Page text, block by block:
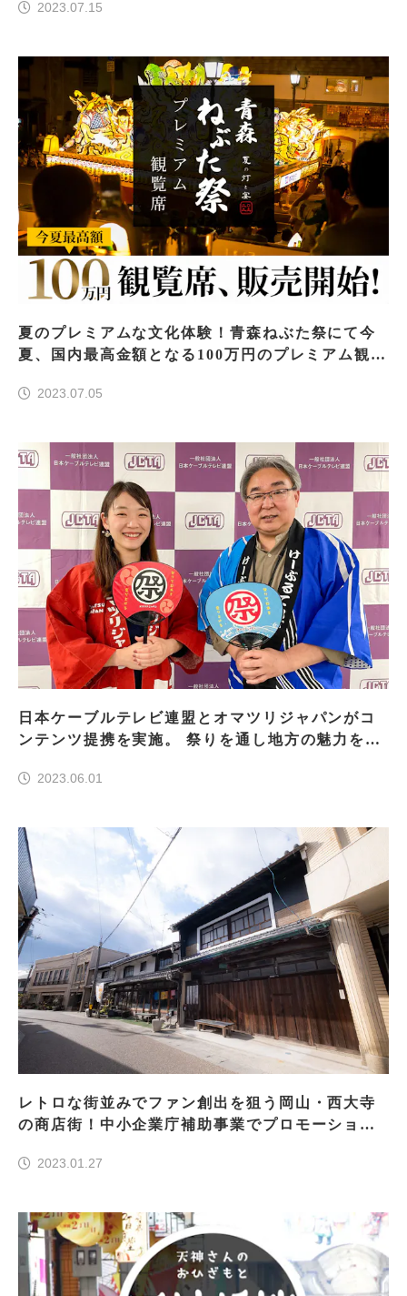
2023.07.15
夏のプレミアムな文化体験！青森ねぶた祭にて今
夏、国内最高金額となる100万円のプレミアム観覧
2023.07.05
日本ケーブルテレビ連盟とオマツリジャパンがコ
ンテンツ提携を実施。 祭りを通し地方の魅力を発
2023.06.01
レトロな街並みでファン創出を狙う岡山・西大寺
の商店街！中小企業庁補助事業でプロモーション
2023.01.27